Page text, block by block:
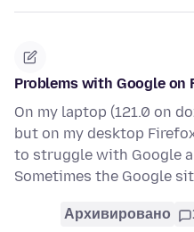
Problems with Google on
On my laptop (121.0 on
but on my desktop
to struggle with Google
Sometimes the Google
Архивировано